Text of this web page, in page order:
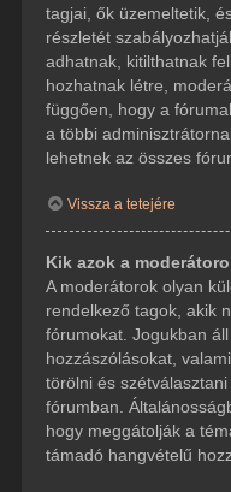
tagjai, ők üzemeltetik,
részletét
adhatnak, kitilthatnak
hozhatnak létre,
függően, hogy a
a többi
lehetnek az összes
Vissza a tetejére
Kik azok a
A moderátorok olyan
rendelkező tagok, akik
fórumokat. Jogukban
hozzászólásokat,
törölni és
fórumban.
hogy meggátolják a
támadó hangvételű